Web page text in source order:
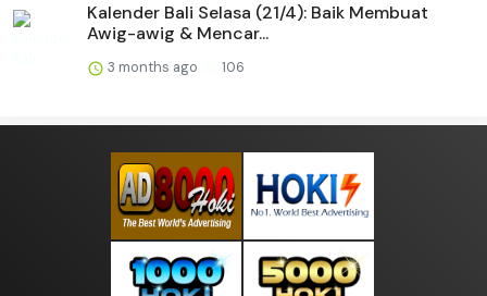
Kalender Bali Selasa (21/4): Baik Membuat
Awig-awig & Mencar...
3 months ago 106